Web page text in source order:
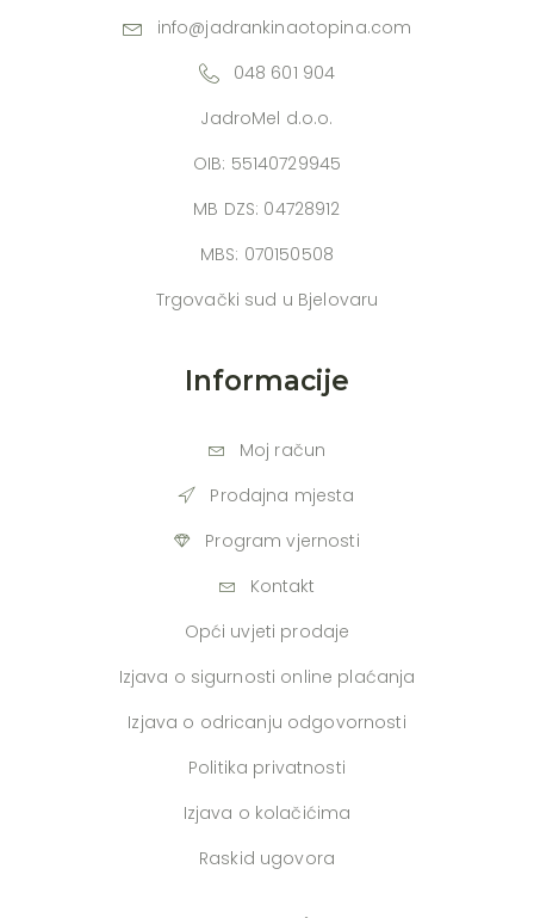
info@jadrankinaotopina.com
048 601 904
JadroMel d.o.o.
OIB: 55140729945
MB DZS: 04728912
MBS: 070150508
Trgovački sud u Bjelovaru
Informacije
Moj račun
Prodajna mjesta
Program vjernosti
Kontakt
Opći uvjeti prodaje
Izjava o sigurnosti online plaćanja
Izjava o odricanju odgovornosti
Politika privatnosti
Izjava o kolačićima
Raskid ugovora